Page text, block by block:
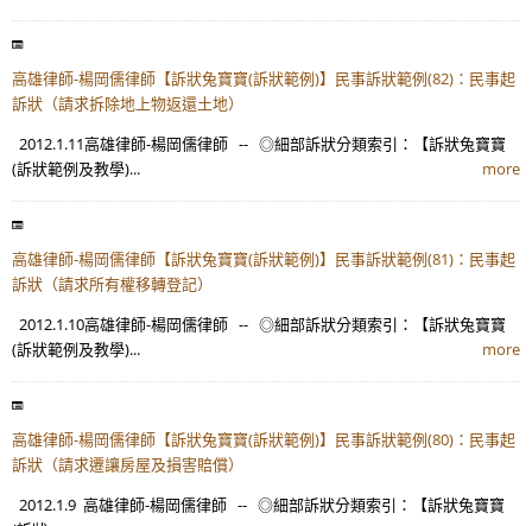
高雄律師-楊岡儒律師【訴狀兔寶寶(訴狀範例)】民事訴狀範例(82)：民事起
訴狀（請求拆除地上物返還土地）
2012.1.11高雄律師-楊岡儒律師 -- ◎細部訴狀分類索引：【訴狀兔寶寶
(訴狀範例及教學)...
more
高雄律師-楊岡儒律師【訴狀兔寶寶(訴狀範例)】民事訴狀範例(81)：民事起
訴狀（請求所有權移轉登記）
2012.1.10高雄律師-楊岡儒律師 -- ◎細部訴狀分類索引：【訴狀兔寶寶
(訴狀範例及教學)...
more
高雄律師-楊岡儒律師【訴狀兔寶寶(訴狀範例)】民事訴狀範例(80)：民事起
訴狀（請求遷讓房屋及損害賠償）
2012.1.9 高雄律師-楊岡儒律師 -- ◎細部訴狀分類索引：【訴狀兔寶寶